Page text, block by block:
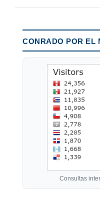
CONRADO POR EL
Consultas